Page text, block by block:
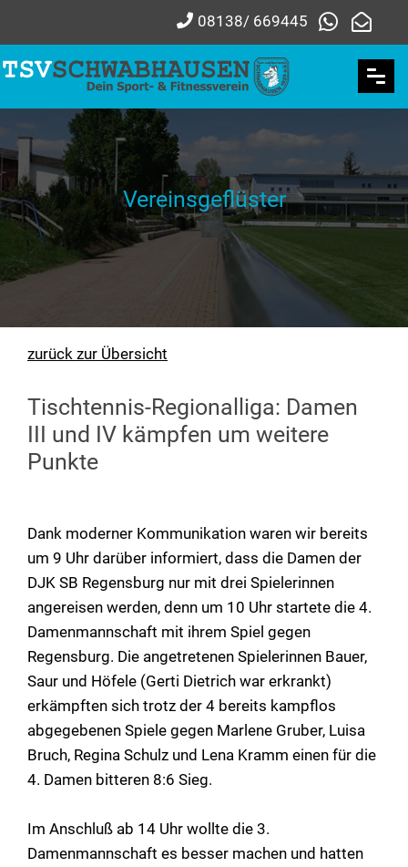
08138/ 669445
Vereinsgeflüster
zurück zur Übersicht
Tischtennis-Regionalliga: Damen
III und IV kämpfen um weitere
Punkte
Dank moderner Kommunikation waren wir bereits
um 9 Uhr darüber informiert, dass die Damen der
DJK SB Regensburg nur mit drei Spielerinnen
angereisen werden, denn um 10 Uhr startete die 4.
Damenmannschaft mit ihrem Spiel gegen
Regensburg. Die angetretenen Spielerinnen Bauer,
Saur und Höfele (Gerti Dietrich war erkrankt)
erkämpften sich trotz der 4 bereits kampflos
abgegebenen Spiele gegen Marlene Gruber, Luisa
Bruch, Regina Schulz und Lena Kramm einen für die
4. Damen bitteren 8:6 Sieg.
Im Anschluß ab 14 Uhr wollte die 3.
Damenmannschaft es besser machen und hatten